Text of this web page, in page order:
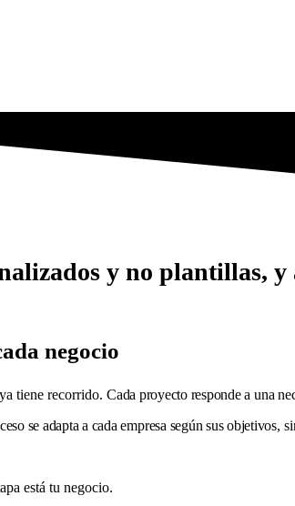
y no plantillas,
negocio
tiene recorrido. Cada proyecto responde a una
se adapta a cada empresa según sus objetivos,
está tu negocio.